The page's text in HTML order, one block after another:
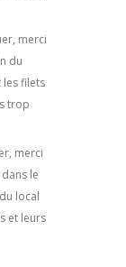
merci
du
les filets
trop
merci
le
local
et leurs